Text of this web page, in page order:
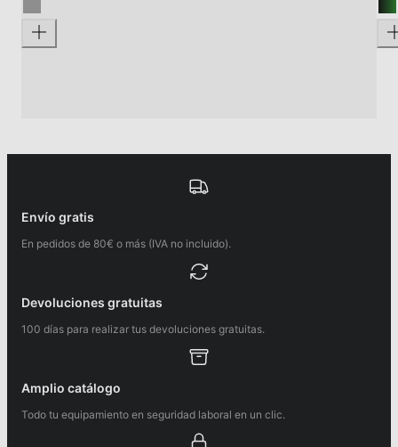
Envío gratis
En pedidos de 80€ o más (IVA no incluido).
Devoluciones gratuitas
100 días para realizar tus devoluciones gratuitas.
Amplio catálogo
Todo tu equipamiento en seguridad laboral en un clic.